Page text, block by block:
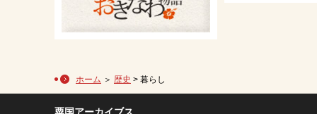
ホーム ＞ 歴史 > 暮らし